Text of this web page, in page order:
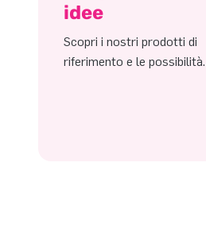
idee
Scopri i nostri prodotti di
riferimento e le possibilità.